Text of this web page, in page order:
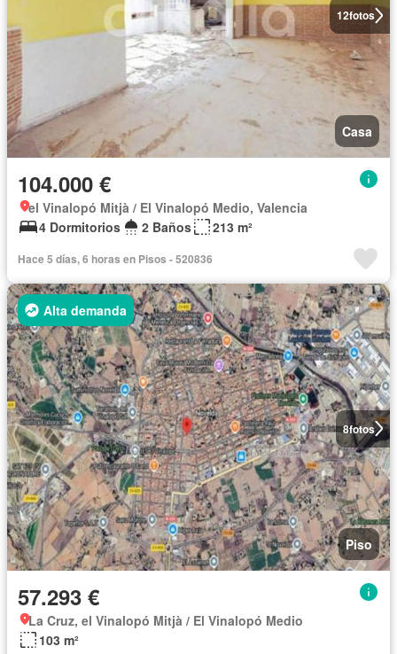
12fotos
Casa
104.000 €
el Vinalopó Mitjà / El Vinalopó Medio, Valencia
4 Dormitorios
2 Baños 213 m²
Hace 5 días, 6 horas en Pisos - 520836
8fotos
Alta demanda
Piso
57.293 €
La Cruz, el Vinalopó Mitjà / El Vinalopó Medio
103 m²